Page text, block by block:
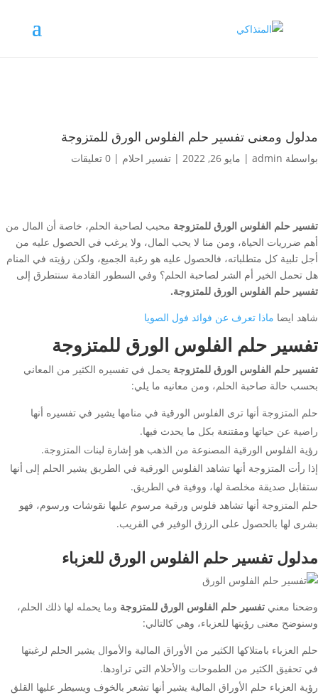
مدلول ومعنى تفسير حلم الفلوس الورق للمتزوجة
بواسطة admin
| مايو 26, 2022 | تفسير احلام | 0 تعليقات
تفسير حلم الفلوس الورق للمتزوجة محبب لصاحبة الحلم، خاصة أن المال من
أهم ضرريات الحياة، ومن منا لا يحب المال، ولا يرغب في الحصول عليه من
أجل تلبية كل متطلباته، فالحصول عليه هو رغبة الجميع، ولكن رؤيته في المنام
هل تحمل الخير أم الشر لصاحبة الحلم؟ وفي السطور القادمة سنتطرق إلى
تفسير حلم الفلوس الورق للمتزوجة.
شاهد ايضا ماذا تعرف عن فوائد فول الصويا
تفسير حلم الفلوس الورق للمتزوجة
تفسير حلم الفلوس الورق للمتزوجة يحمل في تفسيره الكثير من المعاني
بحسب حالة صاحبة الحلم، ومن معانيه ما يلي:
حلم المتزوجة أنها ترى الفلوس الورقية في منامها يشير في تفسيره أنها
راضية عن حياتها ومقتنعة بكل ما يحدث فيها.
رؤية الفلوس الورقية المصنوعة من الذهب هو إشارة لبنات المتزوجة.
إذا رأت المتزوجة أنها تشاهد الفلوس الورقية في الطريق يشير الحلم إلى أنها
ستقابل صديقة مخلصة لها، ووفية في الطريق.
حلم المتزوجة أنها تشاهد فلوس ورقية مرسوم عليها نقوشات ورسوم، فهو
بشرى لها بالحصول على الرزق الوفير في القريب.
مدلول تفسير حلم الفلوس الورق للعزباء
وضحنا معني تفسير حلم الفلوس الورق للمتزوجة وما يحمله لها ذلك الحلم،
وسنوضح معنى رؤيتها للعزباء، وهي كالتالي:
حلم العزباء بامتلاكها الكثير من الأوراق المالية والأموال يشير الحلم لرغبتها
في تحقيق الكثير من الطموحات والأحلام التي تراودها.
رؤية العزباء حلم الأوراق المالية يشير أنها تشعر بالخوف ويسيطر عليها القلق